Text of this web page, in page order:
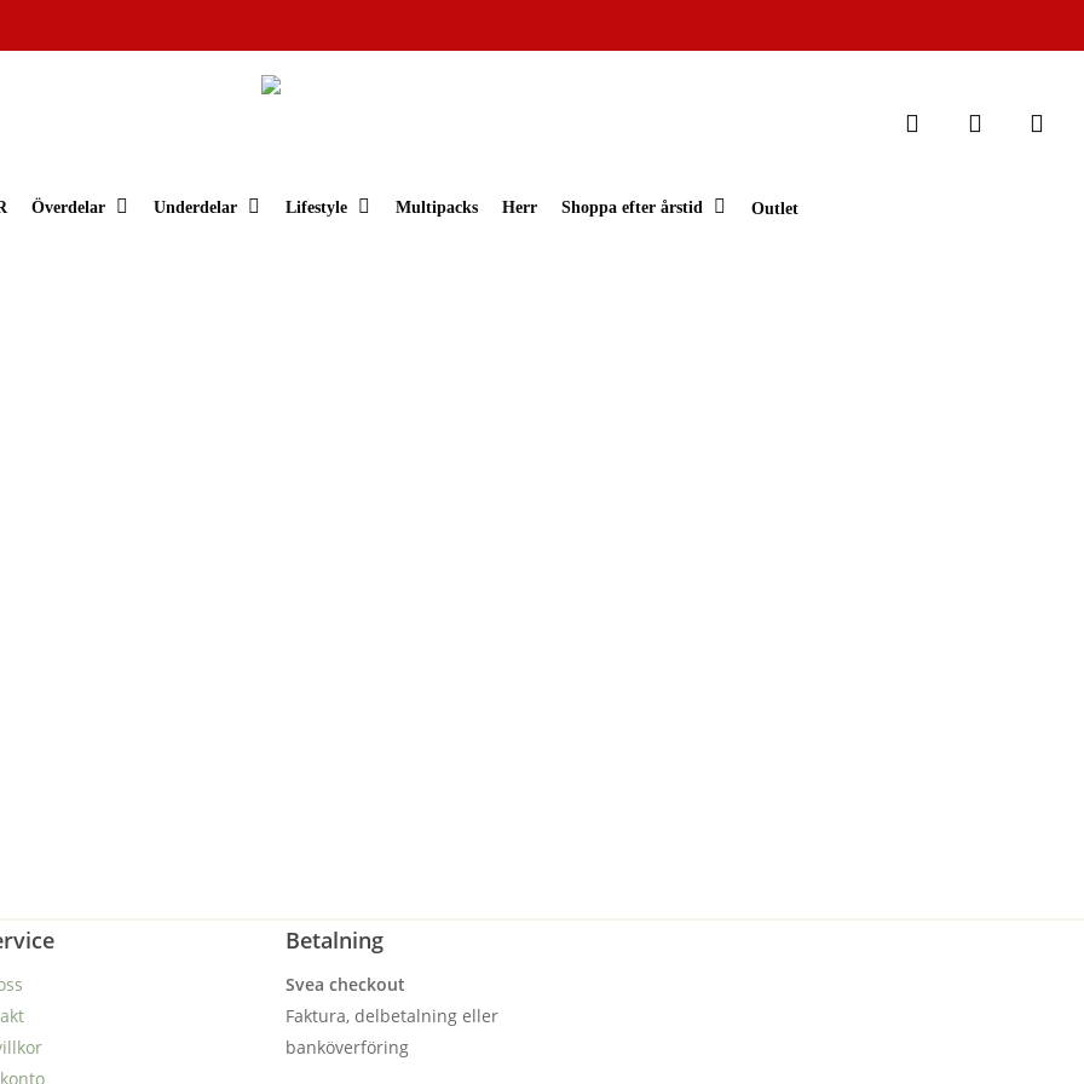
Överdelar Underdelar Lifestyle Multipacks Herr Shoppa efter årstid Outlet
Stäng
Betalning
Svea checkout
Faktura, delbetalning eller
banköverföring